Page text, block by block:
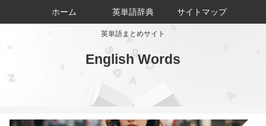
英単語まとめサイト
English Words
ホーム 英単語辞典 サイトマップ